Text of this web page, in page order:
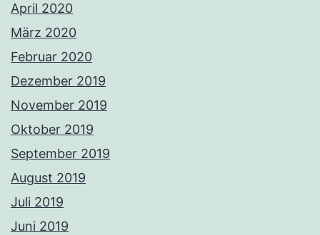
April 2020
März 2020
Februar 2020
Dezember 2019
November 2019
Oktober 2019
September 2019
August 2019
Juli 2019
Juni 2019